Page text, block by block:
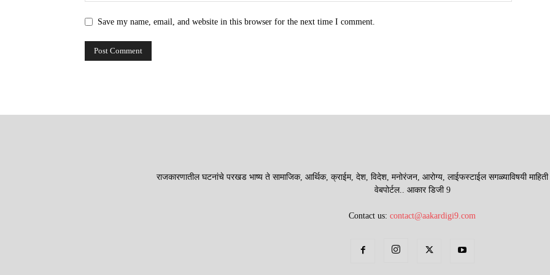
Save my name, email, and website in this browser for the next time I comment.
राजकारणातील घटनांचे परखड भाष्य ते सामाजिक, आर्थिक, क्राईम, देश, विदेश, मनोरंजन, आरोग्य, लाईफस्टाईल सगळ्याविषयी माहिती
वेबपोर्टल.. आकार डिजी 9
Contact us:contact@aakardigi9.com